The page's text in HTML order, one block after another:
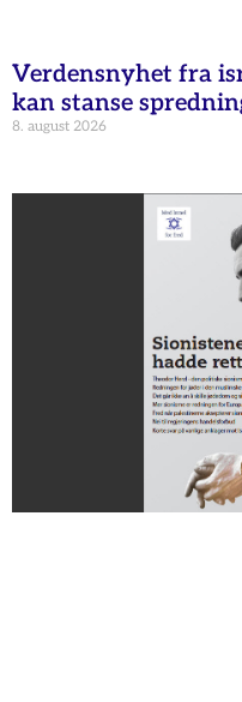
Verdensnyhet fra
kan stanse
8. august 2026